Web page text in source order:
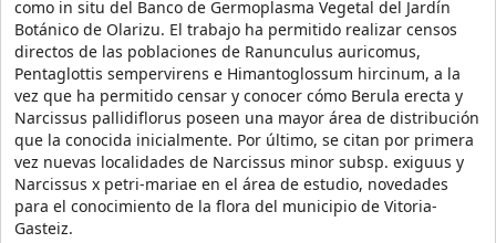
como in situ del Banco de Germoplasma Vegetal del Jardín
Botánico de Olarizu. El trabajo ha permitido realizar censos
directos de las poblaciones de Ranunculus auricomus,
Pentaglottis sempervirens e Himantoglossum hircinum, a la
vez que ha permitido censar y conocer cómo Berula erecta y
Narcissus pallidiflorus poseen una mayor área de distribución
que la conocida inicialmente. Por último, se citan por primera
vez nuevas localidades de Narcissus minor subsp. exiguus y
Narcissus x petri-mariae en el área de estudio, novedades
para el conocimiento de la flora del municipio de Vitoria-
Gasteiz.